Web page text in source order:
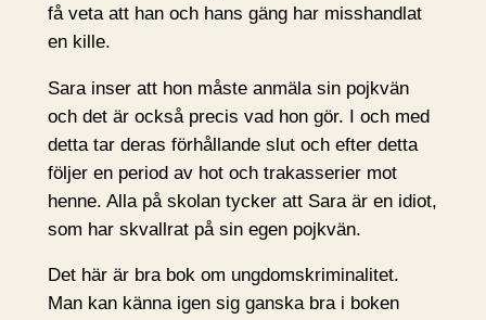
få veta att han och hans gäng har misshandlat
en kille.
Sara inser att hon måste anmäla sin pojkvän
och det är också precis vad hon gör. I och med
detta tar deras förhållande slut och efter detta
följer en period av hot och trakasserier mot
henne. Alla på skolan tycker att Sara är en idiot,
som har skvallrat på sin egen pojkvän.
Det här är bra bok om ungdomskriminalitet.
Man kan känna igen sig ganska bra i boken